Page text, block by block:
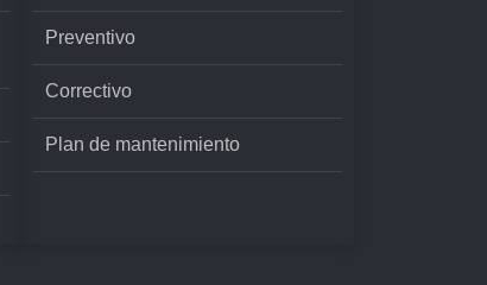
Preventivo
Correctivo
Plan de mantenimiento